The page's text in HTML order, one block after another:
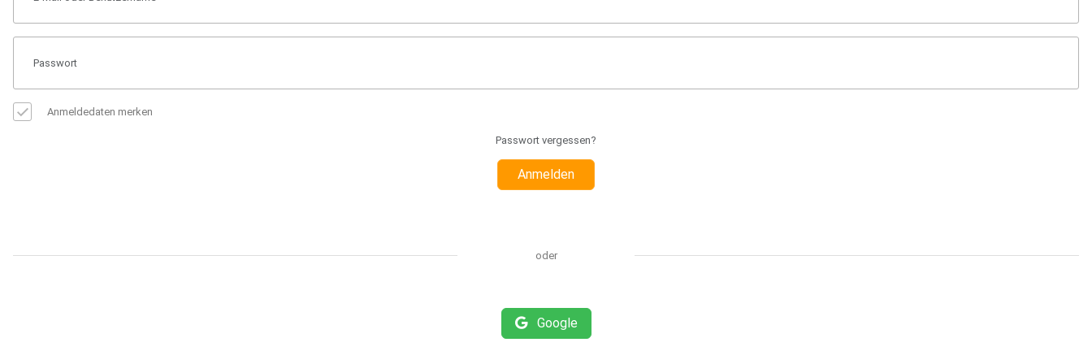
Anmeldedaten merken
Passwort vergessen?
Anmelden
oder
Google